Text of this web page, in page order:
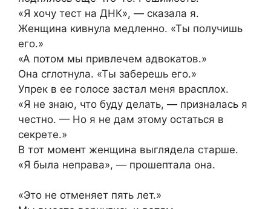
«Я хочу тест на ДНК», — сказала я.
Женщина кивнула медленно. «Ты получишь
его.»
«А потом мы привлечем адвокатов.»
Она сглотнула. «Ты заберешь его.»
Упрек в ее голосе застал меня врасплох.
«Я не знаю, что буду делать, — призналась я
честно. — Но я не дам этому остаться в
секрете.»
В тот момент женщина выглядела старше.
«Я была неправа», — прошептала она.
«Это не отменяет пять лет.»